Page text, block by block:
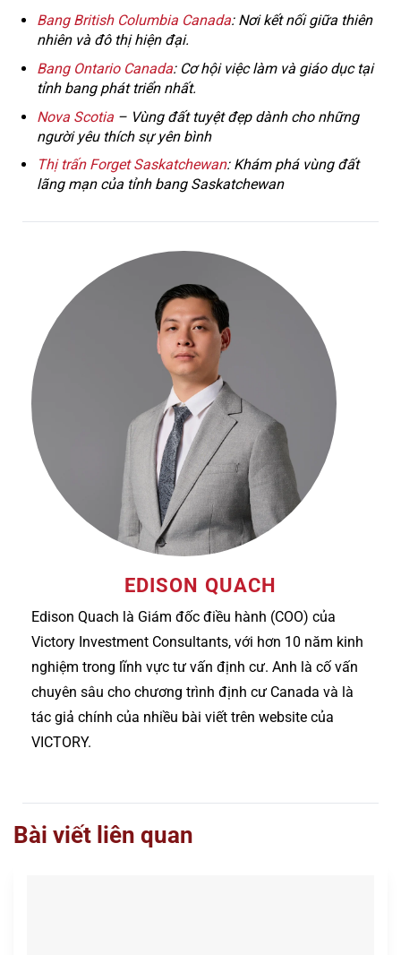
Bang British Columbia Canada: Nơi kết nối giữa thiên
nhiên và đô thị hiện đại.
Bang Ontario Canada: Cơ hội việc làm và giáo dục tại
tỉnh bang phát triển nhất.
Nova Scotia– Vùng đất tuyệt đẹp dành cho những
người yêu thích sự yên bình
Thị trấn Forget Saskatchewan: Khám phá vùng đất
lãng mạn của tỉnh bang Saskatchewan
EDISON QUACH
Edison Quach là Giám đốc điều hành (COO) của
Victory Investment Consultants, với hơn 10 năm kinh
nghiệm trong lĩnh vực tư vấn định cư. Anh là cố vấn
chuyên sâu cho chương trình định cư Canada và là
tác giả chính của nhiều bài viết trên website của
VICTORY.
Bài viết liên quan